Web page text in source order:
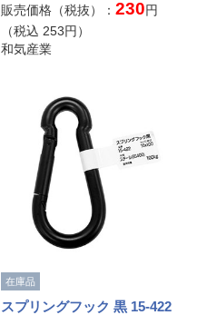
販売価格（税抜）：230円
（税込253円）
和気産業
在庫品
スプリングフック 黒 15-422